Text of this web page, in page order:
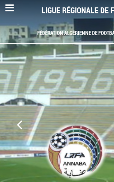
LIGUE RÉGIONALE DE